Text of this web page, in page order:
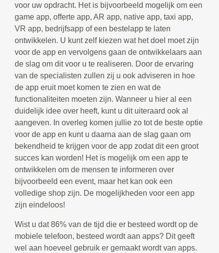
voor uw opdracht. Het is bijvoorbeeld mogelijk om een
game app, offerte app, AR app, native app, taxi app,
VR app, bedrijfsapp of een bestelapp te laten
ontwikkelen. U kunt zelf kiezen wat het doel moet zijn
voor de app en vervolgens gaan de ontwikkelaars aan
de slag om dit voor u te realiseren. Door de ervaring
van de specialisten zullen zij u ook adviseren in hoe
de app eruit moet komen te zien en wat de
functionaliteiten moeten zijn. Wanneer u hier al een
duidelijk idee over heeft, kunt u dit uiteraard ook al
aangeven. In overleg komen jullie zo tot de beste optie
voor de app en kunt u daarna aan de slag gaan om
bekendheid te krijgen voor de app zodat dit een groot
succes kan worden! Het is mogelijk om een app te
ontwikkelen om de mensen te informeren over
bijvoorbeeld een event, maar het kan ook een
volledige shop zijn. De mogelijkheden voor een app
zijn eindeloos!
Wist u dat 86% van de tijd die er besteed wordt op de
mobiele telefoon, besteed wordt aan apps? Dit geeft
wel aan hoeveel gebruik er gemaakt wordt van apps.